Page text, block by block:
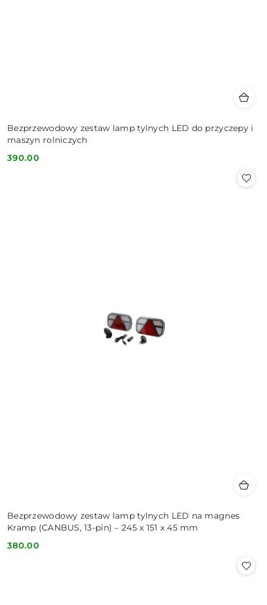
Bezprzewodowy zestaw lamp tylnych LED do przyczepy i
maszyn rolniczych
Cena:
390.00
Bezprzewodowy zestaw lamp tylnych LED na magnes
Kramp (CANBUS, 13-pin) – 245 x 151 x 45 mm
Cena:
380.00